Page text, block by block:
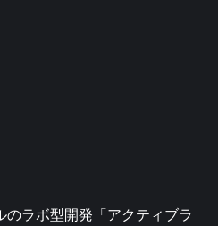
ラボ型開発「アクティブラ